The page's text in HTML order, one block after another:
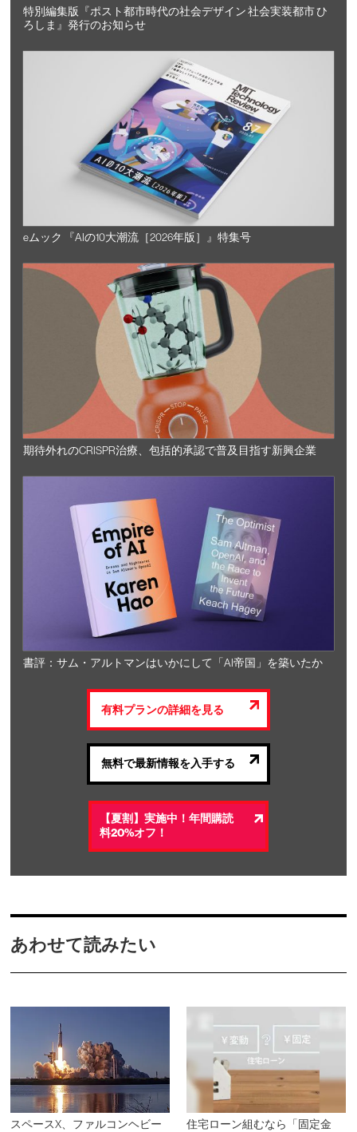
特別編集版『ポスト都市時代の社会デザイン 社会実装都市 ひ
ろしま』発行のお知らせ
eムック 『AIの10大潮流［2026年版］』特集号
期待外れのCRISPR治療、包括的承認で普及目指す新興企業
書評：サム・アルトマンはいかにして「AI帝国」を築いたか
有料プランの詳細を見る
無料で最新情報を入手する
【夏割】実施中！年間購読
料20%オフ！
あわせて読みたい
スペースX、ファルコンヘビー
住宅ローン組むなら「固定金